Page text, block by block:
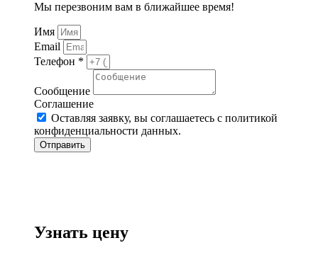
Мы перезвоним вам в ближайшее время!
Имя
Email
Телефон *
Сообщение
Соглашение
Оставляя заявку, вы соглашаетесь с политикой
конфиденциальности данных.
Отправить
Узнать цену